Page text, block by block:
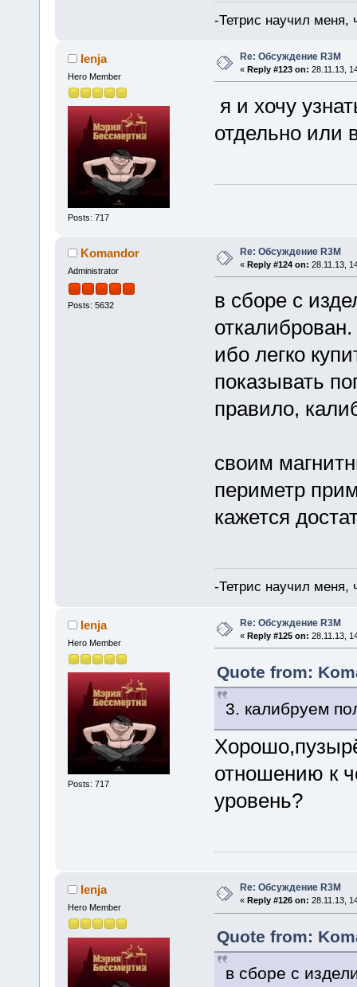
-Тетрис научил меня,
lenja
Hero Member
Posts: 717
Re: Обсуждение R3M
« Reply #123 on: 28.11.13,
я и хочу
отдельно или
Komandor
Administrator
Posts: 5632
Re: Обсуждение R3M
« Reply #124 on: 28.11.13,
в сборе с
ибо легко
показывать
правило,
своим
периметр
кажется
-Тетрис научил меня,
lenja
Hero Member
Posts: 717
Re: Обсуждение R3M
« Reply #125 on: 28.11.13,
Quote from:
3. калибруем
отношению к
уровень?
lenja
Hero Member
Re: Обсуждение R3M
« Reply #126 on: 28.11.13,
Quote from:
в сборе с